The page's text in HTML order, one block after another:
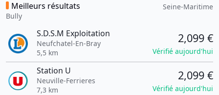
Meilleurs résultats
Bully
Seine-Maritime
S.D.S.M Exploitation
Neufchatel-En-Bray
5,5 km
2,099 €
Vérifié aujourd'hui
Station U
Neuville-Ferrieres
7,3 km
2,099 €
Vérifié aujourd'hui